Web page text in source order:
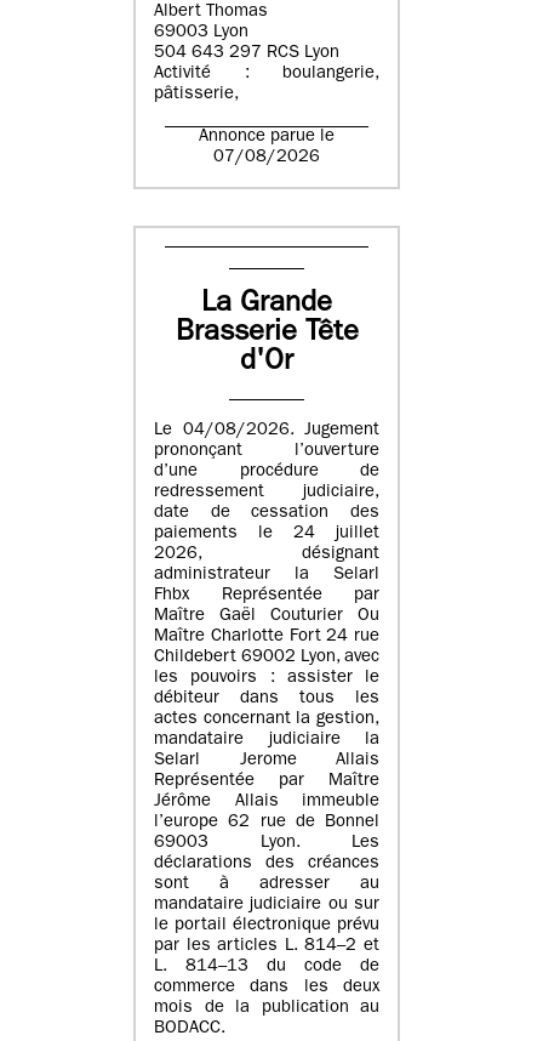
Albert Thomas
69003 Lyon
504 643 297 RCS Lyon
Activité : boulangerie,
pâtisserie,
Annonce parue le
07/08/2026
La Grande
Brasserie Tête
d'Or
Le 04/08/2026. Jugement
prononçant l’ouverture
d’une procédure de
redressement judiciaire,
date de cessation des
paiements le 24 juillet
2026, désignant
administrateur la Selarl
Fhbx Représentée par
Maître Gaël Couturier Ou
Maître Charlotte Fort 24 rue
Childebert 69002 Lyon, avec
les pouvoirs : assister le
débiteur dans tous les
actes concernant la gestion,
mandataire judiciaire la
Selarl Jerome Allais
Représentée par Maître
Jérôme Allais immeuble
l’europe 62 rue de Bonnel
69003 Lyon. Les
déclarations des créances
sont à adresser au
mandataire judiciaire ou sur
le portail électronique prévu
par les articles L. 814–2 et
L. 814–13 du code de
commerce dans les deux
mois de la publication au
BODACC.